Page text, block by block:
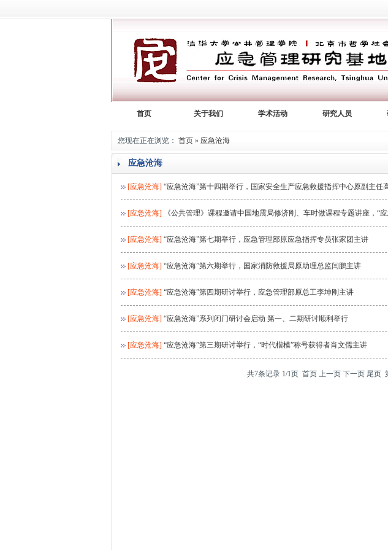
首页 关于我们 学术活动 研究人员
您现在正在浏览： 首页 » 应急沧海
应急沧海
[应急沧海] “应急沧海”第十四期举行，国家安全生产应急救援指挥中心原副主任
[应急沧海] 《公共管理》课程邀请中国地震局修济刚、车时做课程专题讲座，“
[应急沧海] “应急沧海”第七期举行，应急管理部原应急指挥专员张家团主讲
[应急沧海] “应急沧海”第六期举行，国家消防救援局原助理总监闫鹏主讲
[应急沧海] “应急沧海”第四期研讨举行，应急管理部原总工李坤刚主讲
[应急沧海] “应急沧海”系列闭门研讨会启动 第一、二期研讨顺利举行
[应急沧海] “应急沧海”第三期研讨举行，“时代楷模”称号获得者肖文儒主讲
共7条记录 1/1页 首页 上一页 下一页 尾页